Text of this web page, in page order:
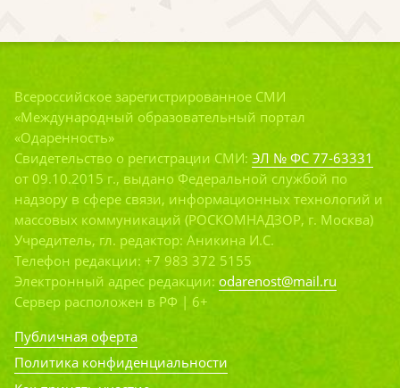
Всероссийское зарегистрированное СМИ
«Международный образовательный портал
«Одаренность»
Свидетельство о регистрации СМИ: ЭЛ № ФС 77-63331
от 09.10.2015 г., выдано Федеральной службой по
надзору в сфере связи, информационных технологий и
массовых коммуникаций (РОСКОМНАДЗОР, г. Москва)
Учредитель, гл. редактор: Аникина И.С.
Телефон редакции: +7 983 372 5155
Электронный адрес редакции: odarenost@mail.ru
Сервер расположен в РФ | 6+
Публичная оферта
Политика конфиденциальности